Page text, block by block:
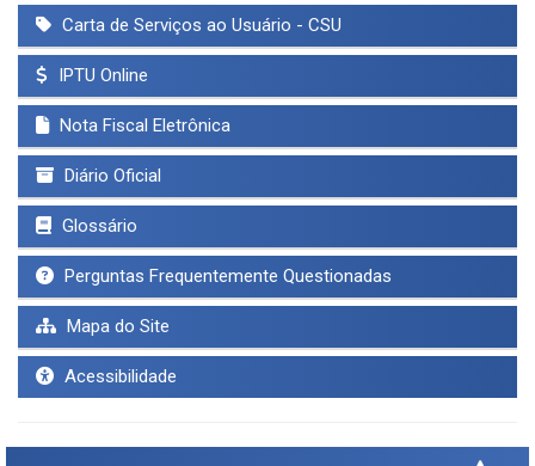
Carta de Serviços ao Usuário - CSU
IPTU Online
Nota Fiscal Eletrônica
Diário Oficial
Glossário
Perguntas Frequentemente Questionadas
Mapa do Site
Acessibilidade